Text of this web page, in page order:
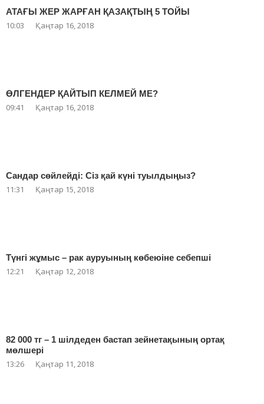
АТАҒЫ ЖЕР ЖАРҒАН ҚАЗАҚТЫҢ 5 ТОЙЫ
10:03 Қаңтар 16, 2018
ӨЛГЕНДЕР ҚАЙТЫП КЕЛМЕЙ МЕ?
09:41 Қаңтар 16, 2018
Сандар сөйлейді: Сіз қай күні туылдыңыз?
11:31 Қаңтар 15, 2018
Түнгі жұмыс – рак ауруының көбеюіне себепші
12:21 Қаңтар 12, 2018
82 000 тг – 1 шілдеден бастап зейнетақының ортақ
мөлшері
13:26 Қаңтар 11, 2018